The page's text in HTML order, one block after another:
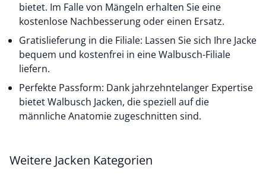
bietet. Im Falle von Mängeln erhalten Sie eine
kostenlose Nachbesserung oder einen Ersatz.
Gratislieferung in die Filiale: Lassen Sie sich Ihre Jacke
bequem und kostenfrei in eine Walbusch-Filiale
liefern.
Perfekte Passform: Dank jahrzehntelanger Expertise
bietet Walbusch Jacken, die speziell auf die
männliche Anatomie zugeschnitten sind.
Weitere Jacken Kategorien